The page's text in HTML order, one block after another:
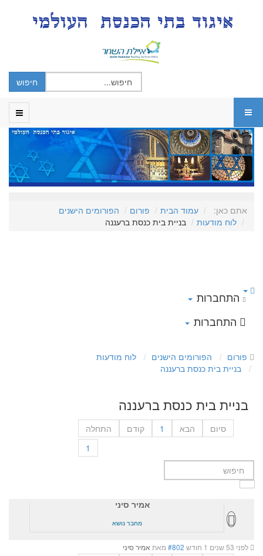
אתם כאן: עמוד הבית פורום
הפורומים הישנים
לוח מודעות
בניית בית כנסת ברעננה
התחברות
התחברות
פורום הפורומים הישנים
לוח מודעות
בניית בית כנסת ברעננה
בניית בית כנסת ברעננה
התחלה קודם 1 הבא
סיום
1
אמיר סיני
מחבר נושא
לפני 53 שנים 1 חודש #802מאת אמיר סיני